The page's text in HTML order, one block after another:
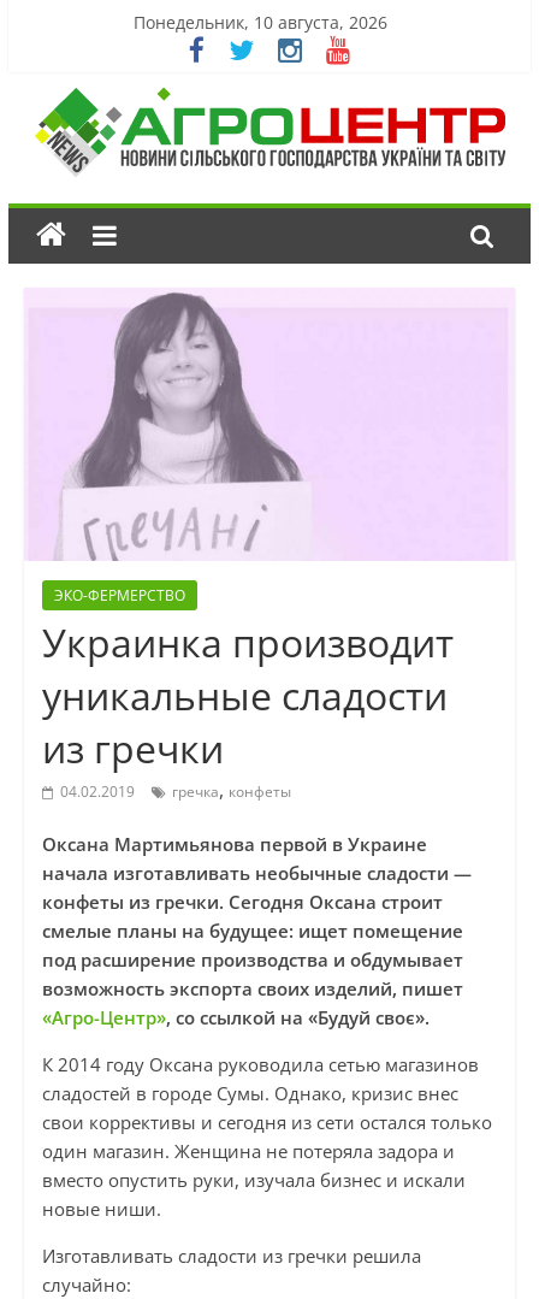
Понедельник, 10 августа, 2026
ЭКО-ФЕРМЕРСТВО
Украинка производит
уникальные сладости
из гречки
04.02.2019 гречка, конфеты
Оксана Мартимьянова первой в Украине
начала изготавливать необычные сладости —
конфеты из гречки. Сегодня Оксана строит
смелые планы на будущее: ищет помещение
под расширение производства и обдумывает
возможность экспорта своих изделий, пишет
«Агро-Центр», со ссылкой на «Будуй своє».
К 2014 году Оксана руководила сетью магазинов
сладостей в городе Сумы. Однако, кризис внес
свои коррективы и сегодня из сети остался только
один магазин. Женщина не потеряла задора и
вместо опустить руки, изучала бизнес и искали
новые ниши.
Изготавливать сладости из гречки решила
случайно: